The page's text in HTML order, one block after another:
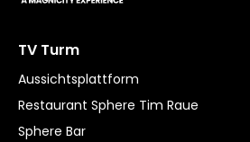
TV Turm
Aussichtsplattform
Restaurant Sphere Tim Raue
Sphere Bar